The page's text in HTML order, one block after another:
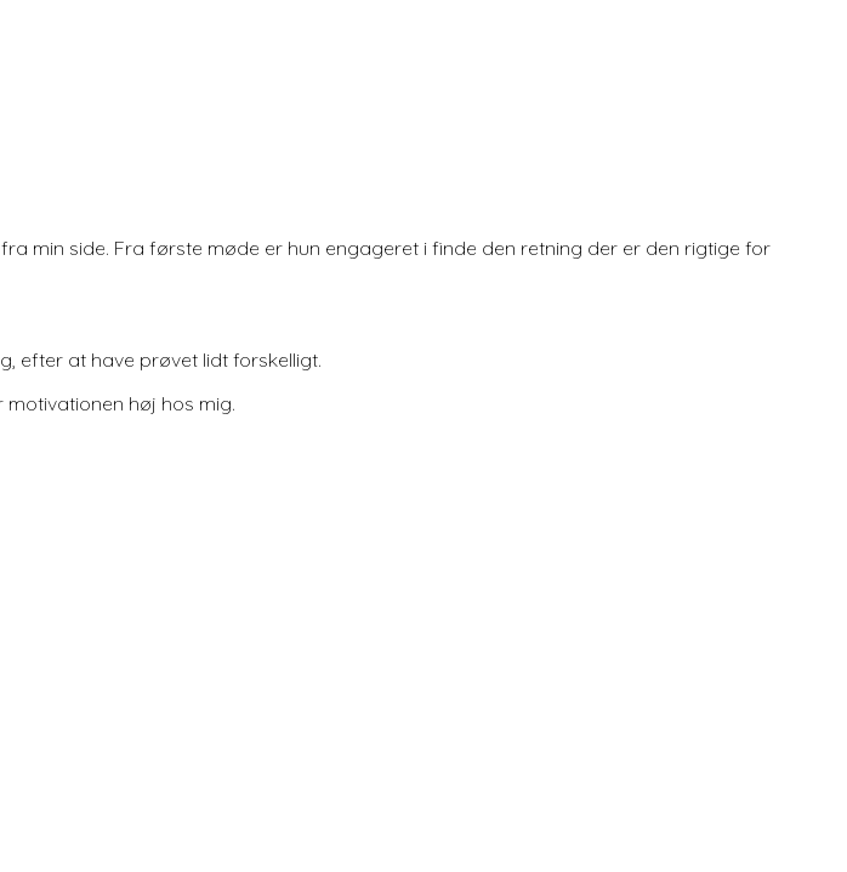
min side. Fra første møde er hun engageret i finde den retning der er den rigtige for
efter at have prøvet lidt forskelligt.
høj hos mig.